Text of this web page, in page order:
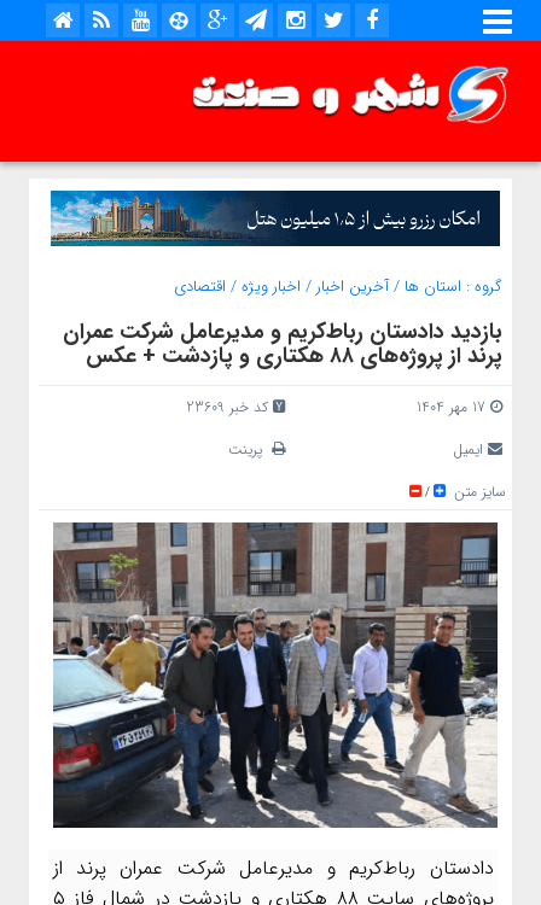
گروه : استان ها /آخرین اخبار / اخبار ویژه/ اقتصادی
بازدید دادستان رباط‌کریم و مدیرعامل شرکت عمران
پرند از پروژه‌های ۸۸ هکتاری و پازدشت + عکس
17 مهر 1404
کد خبر 23609
ایمیل
پرینت
سایز متن
/
دادستان رباط‌کریم و مدیرعامل شرکت عمران پرند از
پروژه‌های سایت ۸۸ هکتاری و پازدشت در شمال فاز ۵